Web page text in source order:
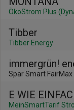
ÖkoStrom Plus
Tibber
Tibber Energy
immergrün!
Spar Smart FairMax
E WIE
MeinSmartTarif